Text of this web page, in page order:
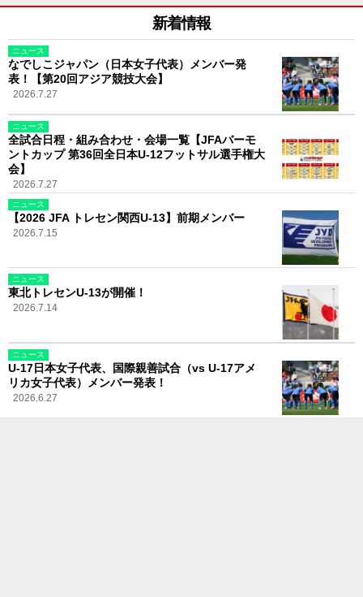
新着情報
ニュース
なでしこジャパン（日本女子代表）メンバー発
表！【第20回アジア競技大会】
2026.7.27
ニュース
全試合日程・組み合わせ・会場一覧【JFAバーモ
ントカップ 第36回全日本U-12フットサル選手権大
会】
2026.7.27
ニュース
【2026 JFA トレセン関西U-13】前期メンバー
2026.7.15
ニュース
東北トレセンU-13が開催！
2026.7.14
ニュース
U-17日本女子代表、国際親善試合（vs U-17アメ
リカ女子代表）メンバー発表！
2026.6.27